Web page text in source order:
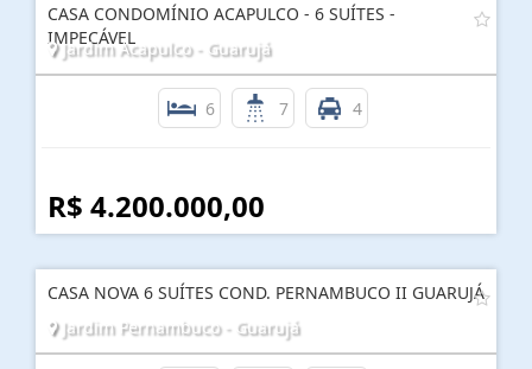
CASA CONDOMÍNIO ACAPULCO - 6 SUÍTES -
IMPECÁVEL
Jardim Acapulco - Guarujá
6 7 4
R$ 4.200.000,00
CASA NOVA 6 SUÍTES COND. PERNAMBUCO II GUARUJÁ
Jardim Pernambuco - Guarujá